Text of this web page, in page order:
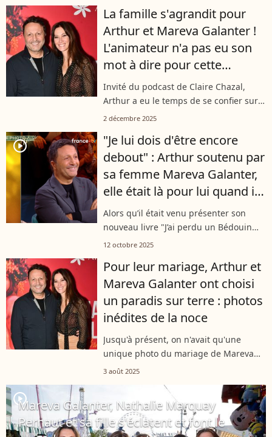
souhaite réaliser, l'épouse d’Arthur a
dévoilé...
La famille s'agrandit pour
Arthur et Mareva Galanter !
L'animateur n'a pas eu son
mot à dire pour cette
surprise faite à leur fille
Manava
Invité du podcast de Claire Chazal,
Arthur a eu le temps de se confier sur
sa vie de famille bien remplie et
qui va l'intégrer très prochainement.
Une...
2 décembre 2025
player2
"Je lui dois d'être encore
debout" : Arthur soutenu par
sa femme Mareva Galanter,
elle était là pour lui quand il
n'allait pas bien
Alors qu’il était venu présenter son
nouveau livre "J’ai perdu un Bédouin
dans Paris", Arthur s’est livré avec
"Quelle Époque !", l’animateur a...
12 octobre 2025
Pour leur mariage, Arthur et
Mareva Galanter ont choisi
un paradis sur terre : photos
inédites de la noce
Jusqu'à présent, on n'avait qu'une
unique photo du mariage de Mareva
Galanter et d'Arthur. Le 3 août 2025,
clichés du plus beau jour de sa vie...
3 août 2025
player2
Mareva Galanter, Nathalie Marquay
Pernaut et sa fille s'éclatent et font le